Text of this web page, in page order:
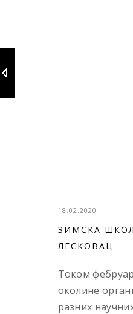
18.02.2020
ЗИМСКА
ЛЕСКОВАЦ
Током
околине
разних